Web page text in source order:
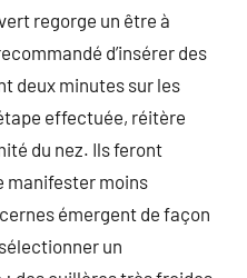
regorge un être à
d’insérer des
deux minutes sur les
effectuée, réitère
du nez. Ils feront
manifester moins
émergent de façon
un